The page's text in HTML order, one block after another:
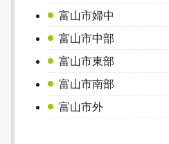
富山市婦中
富山市中部
富山市東部
富山市南部
富山市外